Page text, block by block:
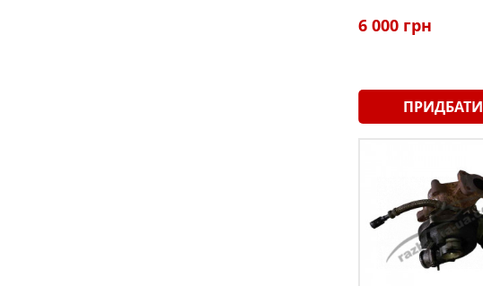
6 000 грн
ПРИДБАТИ